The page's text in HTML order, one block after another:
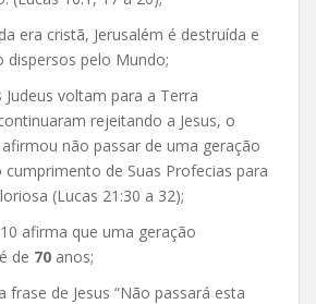
da era cristã, Jerusalém é destruída e
dispersos pelo Mundo;
Judeus voltam para a Terra
rejeitando a Jesus, o
não passar de uma geração
cumprimento de Suas Profecias para
(Lucas 21:30 a 32);
afirma que uma geração
de 70 anos;
frase de Jesus “Não passará esta